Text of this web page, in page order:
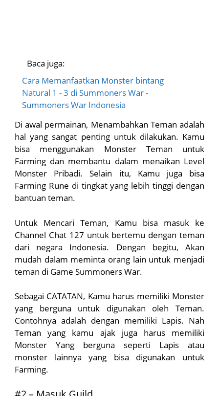
Baca juga:
Cara Memanfaatkan Monster bintang
Natural 1 - 3 di Summoners War -
Summoners War Indonesia
Di awal permainan, Menambahkan Teman adalah
hal yang sangat penting untuk dilakukan. Kamu
bisa menggunakan Monster Teman untuk
Farming dan membantu dalam menaikan Level
Monster Pribadi. Selain itu, Kamu juga bisa
Farming Rune di tingkat yang lebih tinggi dengan
bantuan teman.
Untuk Mencari Teman, Kamu bisa masuk ke
Channel Chat 127 untuk bertemu dengan teman
dari negara Indonesia. Dengan begitu, Akan
mudah dalam meminta orang lain untuk menjadi
teman di Game Summoners War.
Sebagai CATATAN, Kamu harus memiliki Monster
yang berguna untuk digunakan oleh Teman.
Contohnya adalah dengan memiliki Lapis. Nah
Teman yang kamu ajak juga harus memiliki
Monster Yang berguna seperti Lapis atau
monster lainnya yang bisa digunakan untuk
Farming.